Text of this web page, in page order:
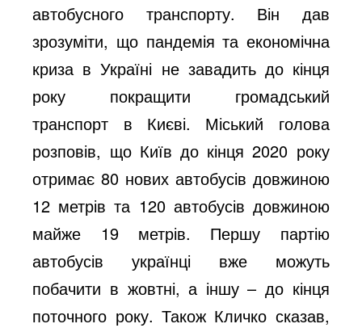
автобусного транспорту. Він дав
зрозуміти, що пандемія та економічна
криза в Україні не завадить до кінця
року покращити громадський
транспорт в Києві. Міський голова
розповів, що Київ до кінця 2020 року
отримає 80 нових автобусів довжиною
12 метрів та 120 автобусів довжиною
майже 19 метрів. Першу партію
автобусів українці вже можуть
побачити в жовтні, а іншу – до кінця
поточного року. Також Кличко сказав,